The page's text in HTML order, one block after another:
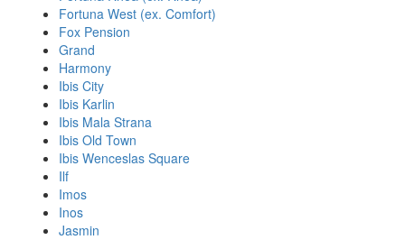
Fortuna West (ex. Comfort)
Fox Pension
Grand
Harmony
Ibis City
Ibis Karlin
Ibis Mala Strana
Ibis Old Town
Ibis Wenceslas Square
Ilf
Imos
Inos
Jasmin